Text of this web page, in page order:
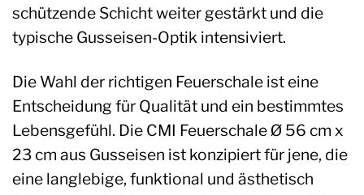
schützende Schicht weiter gestärkt und die
typische Gusseisen-Optik intensiviert.
Die Wahl der richtigen Feuerschale ist eine
Entscheidung für Qualität und ein bestimmtes
Lebensgefühl. Die CMI Feuerschale Ø 56 cm x
23 cm aus Gusseisen ist konzipiert für jene, die
eine langlebige, funktional und ästhetisch